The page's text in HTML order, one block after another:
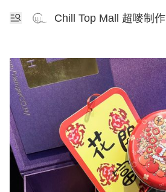
Chill Top Mall 超嘜制作